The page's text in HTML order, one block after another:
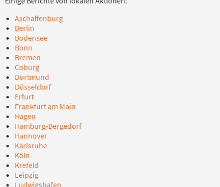
Aschaffenburg
Berlin
Bodensee
Bonn
Bremen
Coburg
Dortmund
Düsseldorf
Erfurt
Frankfurt am Main
Hagen
Hamburg-Bergedorf
Hannover
Karlsruhe
Köln
Krefeld
Leipzig
Ludwigshafen